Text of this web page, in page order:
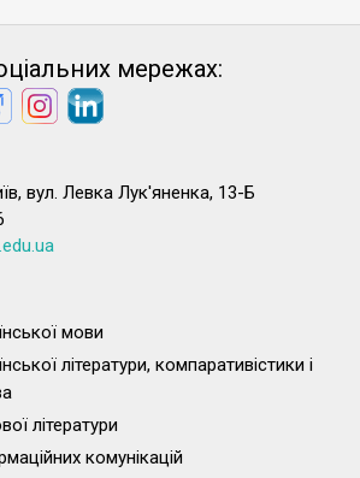
мережах:
вул. Левка Лук'яненка, 13-Б
мови
літератури, компаративістики і
літератури
комунікацій